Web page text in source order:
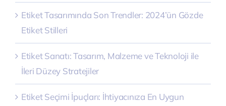
Etiket Tasarımında Son Trendler: 2024’ün Gözde
Etiket Stilleri
Etiket Sanatı: Tasarım, Malzeme ve Teknoloji ile
İleri Düzey Stratejiler
Etiket Seçimi İpuçları: İhtiyacınıza En Uygun